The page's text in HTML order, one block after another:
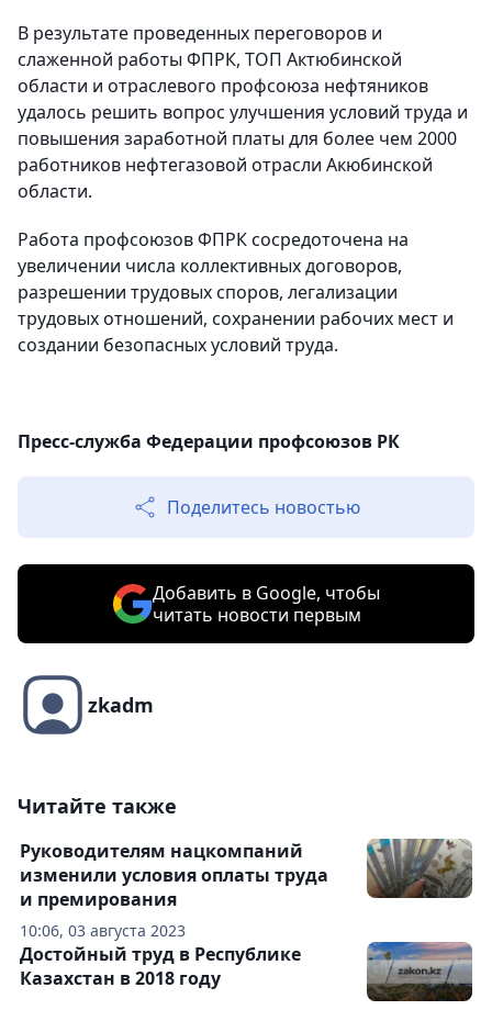
В результате проведенных переговоров и
слаженной работы ФПРК, ТОП Актюбинской
области и отраслевого профсоюза нефтяников
удалось решить вопрос улучшения условий труда и
повышения заработной платы для более чем 2000
работников нефтегазовой отрасли Акюбинской
области.
Работа профсоюзов ФПРК сосредоточена на
увеличении числа коллективных договоров,
разрешении трудовых споров, легализации
трудовых отношений, сохранении рабочих мест и
создании безопасных условий труда.
Пресс-служба Федерации профсоюзов РК
Поделитесь новостью
Добавить в Google, чтобы
читать новости первым
zkadm
Читайте также
10:06, 03 августа 2023
Руководителям нацкомпаний
изменили условия оплаты труда
и премирования
Достойный труд в Республике
Казахстан в 2018 году